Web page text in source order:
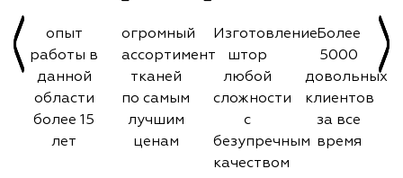
опыт
работы в
данной
области
более 15
лет
огромный
ассортимент
тканей
по самым
лучшим
ценам
Изготовление
штор
любой
сложности
с
безупречным
качеством
Более
5000
довольных
клиентов
за все
время